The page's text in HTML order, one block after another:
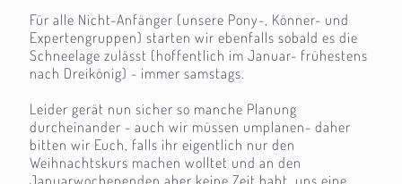
Für alle Nicht-Anfänger (unsere Pony-, Könner- und
Expertengruppen) starten wir ebenfalls sobald es die
Schneelage zulässt (hoffentlich im Januar- frühestens
nach Dreikönig) - immer samstags.
Leider gerät nun sicher so manche Planung
durcheinander - auch wir müssen umplanen- daher
bitten wir Euch, falls ihr eigentlich nur den
Weihnachtskurs machen wolltet und an den